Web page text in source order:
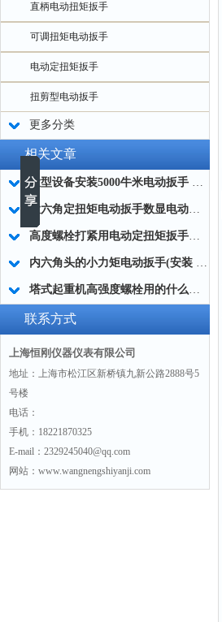
直柄电动扭矩扳手
可调扭矩电动扳手
电动定扭矩扳手
扭剪型电动扳手
更多分类
相关文章
大型设备安装5000牛米电动扳手 高强度螺栓紧固电动扳手生产制造商
大六角定扭矩电动扳手数显电动扭矩扳手 桥梁专用电动扭矩扳手数显
高度螺栓打紧用电动定扭矩扳手工具50-5000Nm
内六角头的小力矩电动扳手(安装 装配)生产厂家
塔式起重机高强度螺栓用的什么扭矩扳手(定扭矩电动扳手)
联系方式
上海恒刚仪器仪表有限公司
地址：上海市松江区新桥镇九新公路2888号5
号楼
电话：
手机：18221870325
E-mail：2329245040@qq.com
网站：www.wangnengshiyanji.com